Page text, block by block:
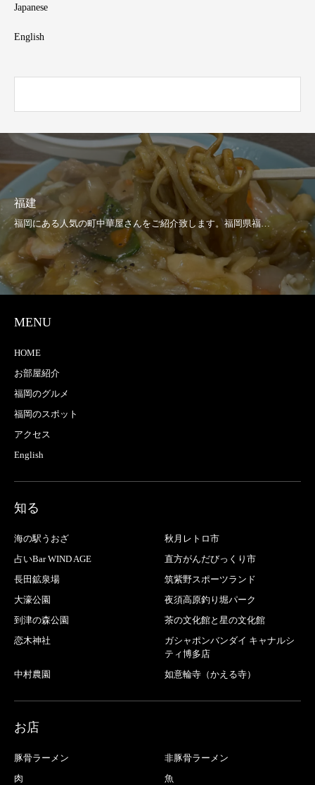
Japanese
English
福建
MENU
HOME
お部屋紹介
福岡のグルメ
福岡のスポット
アクセス
English
知る
海の駅うおざ
秋月レトロ市
占いBar WIND AGE
直方がんだびっくり市
長田鉱泉場
筑紫野スポーツランド
大濠公園
夜須高原釣り堀パーク
到津の森公園
茶の文化館と星の文化館
恋木神社
ガシャポンバンダイ キャナルシ
ティ博多店
中村農園
如意輪寺（かえる寺）
お店
豚骨ラーメン
非豚骨ラーメン
肉
魚